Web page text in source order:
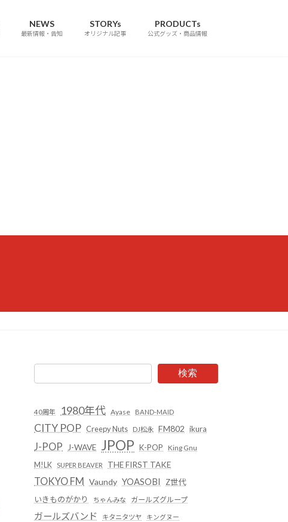
NEWS
最新情報・告知
STORYs
オリジナル記事
PRODUCTs
公式グッズ・商品情報
検索
40周年 1980年代 Ayase BAND-MAID
CITY POP Creepy Nuts DJ松永 FM802 ikura
J-POP J-WAVE JPOP K-POP
King Gnu
M!LK
SUPER BEAVER THE FIRST TAKE
TOKYO FM Vaundy YOASOBI
Z世代
いきものがかり
ちゃんみな ガールズグループ
ガールズバンド キタニタツヤ キングヌー